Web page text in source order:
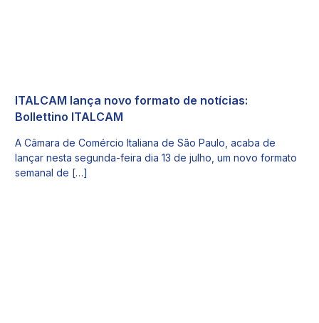
ITALCAM lança novo formato de notícias:
Bollettino ITALCAM
A Câmara de Comércio Italiana de São Paulo, acaba de
lançar nesta segunda-feira dia 13 de julho, um novo formato
semanal de […]